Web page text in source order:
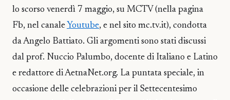
lo scorso venerdì 7 maggio, su MCTV (nella pagina
Fb, nel canale Youtube, e nel sito mc.tv.it), condotta
da Angelo Battiato. Gli argomenti sono stati discussi
dal prof. Nuccio Palumbo, docente di Italiano e Latino
e redattore di AetnaNet.org. La puntata speciale, in
occasione delle celebrazioni per il Settecentesimo